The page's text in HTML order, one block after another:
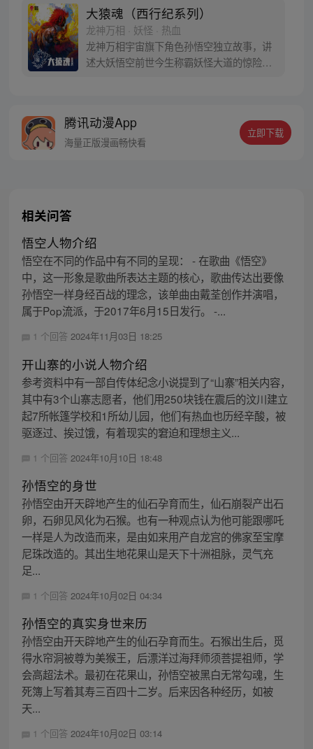
变得美好….随着阴谋慢慢揭露，暗魂四起,
为了让“永恒之火”重新归位，小狼妖白狼不
辞万难，找到唐三藏大法师，和他一起重新
寻回徒弟们，组成全新“西行小队”，再度踏
上西行之旅……
大猿魂（西行纪系列）
龙神万相 · 妖怪 · 热血
龙神万相宇宙旗下角色孙悟空独立故事，讲
述大妖悟空前世今生称霸妖怪大道的惊险历
人…六十年后，他再次破石而出，背负着守
护族人的希望和信念打败了妖怪大道的霸
腾讯动漫App
海量正版漫画畅快看
立即下载
相关问答
悟空人物介绍
悟空在不同的作品中有不同的呈现： - 在歌曲《悟空》
中，这一形象是歌曲所表达主题的核心，歌曲传达出要像
孙悟空一样身经百战的理念，该单曲由戴荃创作并演唱，
属于Pop流派，于2017年6月15日发行。 -...
1 个回答 2024年11月03日 18:25
开山寨的小说人物介绍
参考资料中有一部自传体纪念小说提到了“山寨”相关内容，
其中有3个山寨志愿者，他们用250块钱在震后的汶川建立
起7所帐篷学校和1所幼儿园，他们有热血也历经辛酸，被
驱逐过、挨过饿，有着现实的窘迫和理想主义...
1 个回答 2024年10月10日 18:48
孙悟空的身世
孙悟空由开天辟地产生的仙石孕育而生，仙石崩裂产出石
卵，石卵见风化为石猴。也有一种观点认为他可能跟哪吒
一样是人为改造而来，是由如来用产自龙宫的佛家至宝摩
尼珠改造的。其出生地花果山是天下十洲祖脉，灵气充
足...
1 个回答 2024年10月02日 04:34
孙悟空的真实身世来历
孙悟空由开天辟地产生的仙石孕育而生。石猴出生后，觅
得水帘洞被尊为美猴王，后漂洋过海拜师须菩提祖师，学
会高超法术。最初在花果山，孙悟空被黑白无常勾魂，生
死簿上写着其寿三百四十二岁。后来因各种经历，如被
天...
1 个回答 2024年10月02日 03:14